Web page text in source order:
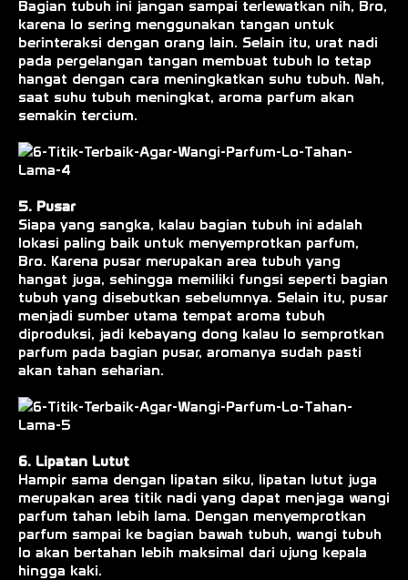
Bagian tubuh ini jangan sampai terlewatkan nih, Bro,
karena lo sering menggunakan tangan untuk
berinteraksi dengan orang lain. Selain itu, urat nadi
pada pergelangan tangan membuat tubuh lo tetap
hangat dengan cara meningkatkan suhu tubuh. Nah,
saat suhu tubuh meningkat, aroma parfum akan
semakin tercium.
5. Pusar
Siapa yang sangka, kalau bagian tubuh ini adalah
lokasi paling baik untuk menyemprotkan parfum,
Bro. Karena pusar merupakan area tubuh yang
hangat juga, sehingga memiliki fungsi seperti bagian
tubuh yang disebutkan sebelumnya. Selain itu, pusar
menjadi sumber utama tempat aroma tubuh
diproduksi, jadi kebayang dong kalau lo semprotkan
parfum pada bagian pusar, aromanya sudah pasti
akan tahan seharian.
6. Lipatan Lutut
Hampir sama dengan lipatan siku, lipatan lutut juga
merupakan area titik nadi yang dapat menjaga wangi
parfum tahan lebih lama. Dengan menyemprotkan
parfum sampai ke bagian bawah tubuh, wangi tubuh
lo akan bertahan lebih maksimal dari ujung kepala
hingga kaki.